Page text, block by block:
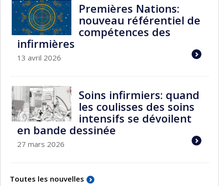
Premières Nations:
nouveau référentiel de
compétences des
infirmières
13 avril 2026
Soins infirmiers: quand
les coulisses des soins
intensifs se dévoilent
en bande dessinée
27 mars 2026
Toutes les nouvelles